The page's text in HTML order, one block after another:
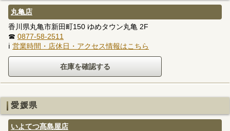
丸亀店
香川県丸亀市新田町150 ゆめタウン丸亀 2F
☎ 0877-58-2511
ℹ 営業時間・店休日・アクセス情報はこちら
愛媛県
いよてつ髙島屋店